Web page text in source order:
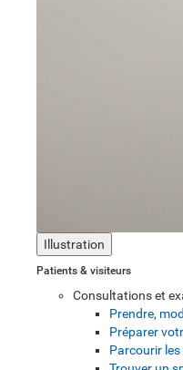
Illustration
Patients & visiteurs
Consultations et
Prendre,
Préparer
Parcourir